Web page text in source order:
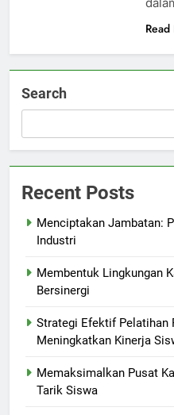
Search
Recent Posts
Menciptakan Jambatan:
Industri
Membentuk Lingkungan
Bersinergi
Strategi Efektif Pelatihan
Meningkatkan Kinerja
Memaksimalkan Pusat
Tarik Siswa